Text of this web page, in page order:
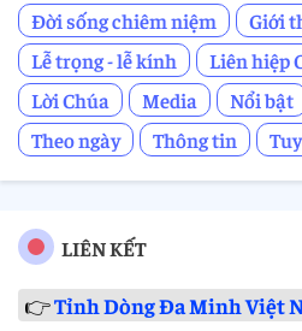
Đời sống chiêm niệm
Giới
Lễ trọng - lễ kính
Liên hiệp
Lời Chúa
Media Nổi bật
Theo ngày
Thông tin
LIÊN KẾT
👉Tỉnh Dòng Đa Minh Việt